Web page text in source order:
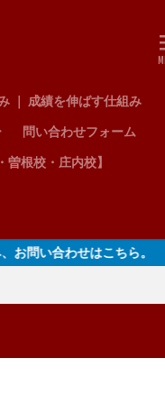
｜ 成績を伸ばす仕組み
問い合わせフォーム
根校・庄内校】
合わせはこちら。